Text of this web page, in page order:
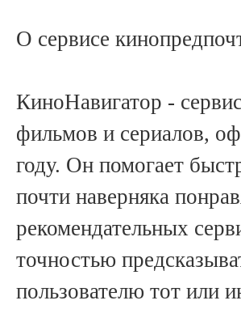
О сервисе
КиноНавигатор -
фильмов и сериалов,
году. Он помогает
почти наверняка
рекомендательных
точностью
пользователю тот или